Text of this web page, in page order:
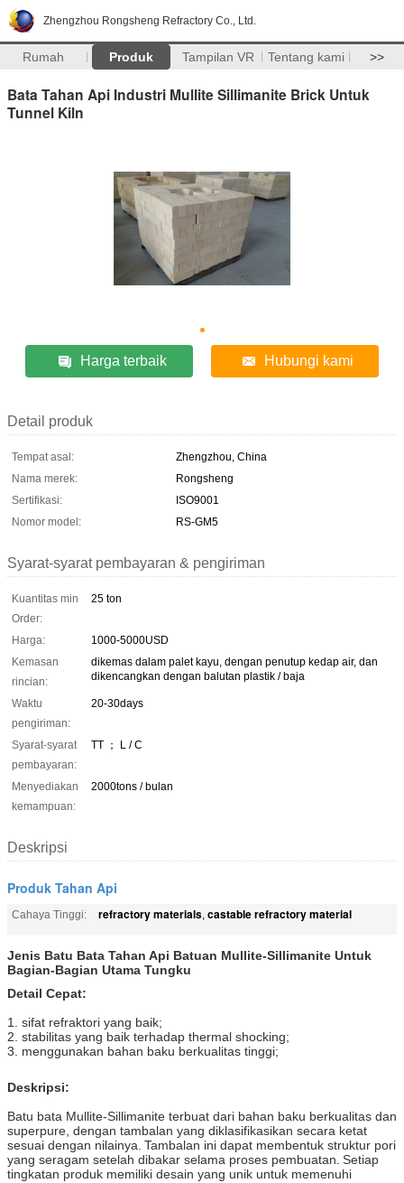
Zhengzhou Rongsheng Refractory Co., Ltd.
Rumah Produk Tampilan VR Tentang kami >>
Bata Tahan Api Industri Mullite Sillimanite Brick Untuk
Tunnel Kiln
Harga terbaik Hubungi kami
Detail produk
Tempat asal:
Zhengzhou, China
Nama merek:
Rongsheng
Sertifikasi:
ISO9001
Nomor model:
RS-GM5
Syarat-syarat pembayaran & pengiriman
Kuantitas min
Order:
25 ton
Harga:
1000-5000USD
Kemasan
rincian:
dikemas dalam palet kayu, dengan penutup kedap air, dan
dikencangkan dengan balutan plastik / baja
Waktu
pengiriman:
20-30days
Syarat-syarat
pembayaran:
TT ； L / C
Menyediakan
kemampuan:
2000tons / bulan
Deskripsi
Produk Tahan Api
Cahaya Tinggi: refractory materials, castable refractory material
Jenis Batu Bata Tahan Api Batuan Mullite-Sillimanite Untuk
Bagian-Bagian Utama Tungku
Detail Cepat:
1. sifat refraktori yang baik;
2. stabilitas yang baik terhadap thermal shocking;
3. menggunakan bahan baku berkualitas tinggi;
Deskripsi:
Batu bata Mullite-Sillimanite terbuat dari bahan baku berkualitas dan
superpure, dengan tambalan yang diklasifikasikan secara ketat
sesuai dengan nilainya. Tambalan ini dapat membentuk struktur pori
yang seragam setelah dibakar selama proses pembuatan. Setiap
tingkatan produk memiliki desain yang unik untuk memenuhi